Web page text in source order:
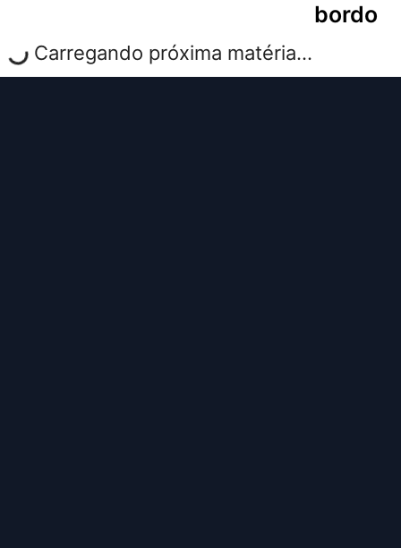
bordo
Carregando próxima matéria...